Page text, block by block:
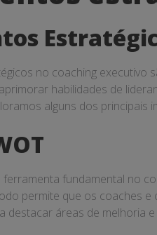
no coaching executivo
habilidades de
alguns dos
ferramenta fundamental no
permite que os coaches
destacar áreas de